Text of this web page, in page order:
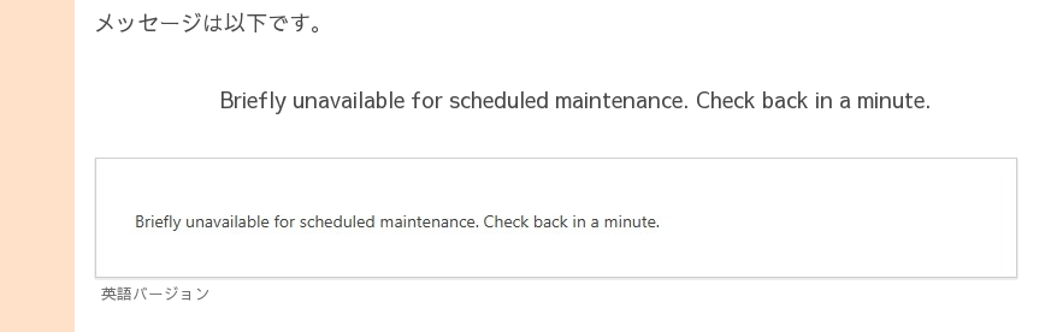
メッセージは以下です。
Briefly unavailable for scheduled maintenance. Check back in a minute.
英語バージョン